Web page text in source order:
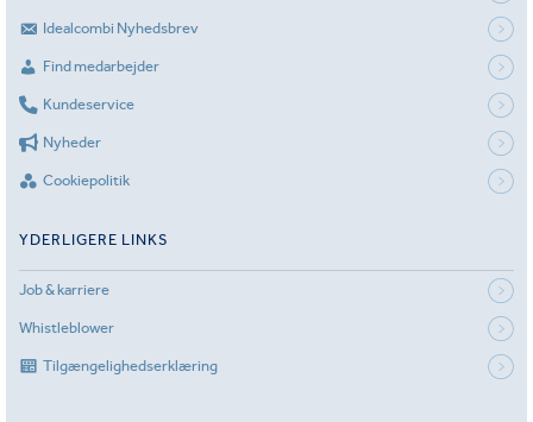
Idealcombi Nyhedsbrev
Find medarbejder
Kundeservice
Nyheder
Cookiepolitik
YDERLIGERE LINKS
Job & karriere
Whistleblower
Tilgængelighedserklæring